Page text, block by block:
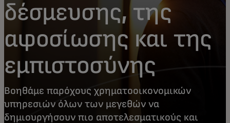
δέσμευσης, της
αφοσίωσης και της
εμπιστοσύνης
Βοηθάμε παρόχους χρηματοοικονομικών
υπηρεσιών όλων των μεγεθών να
δημιουργήσουν πιο αποτελεσματικούς και